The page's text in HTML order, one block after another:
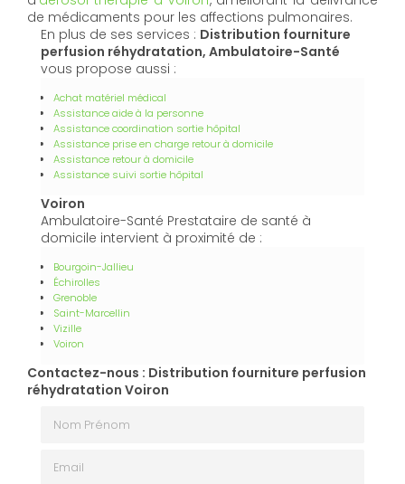
de médicaments pour les affections pulmonaires.
En plus de ses services : Distribution fourniture
perfusion réhydratation, Ambulatoire-Santé
vous propose aussi :
Achat matériel médical
Assistance aide à la personne
Assistance coordination sortie hôpital
Assistance prise en charge retour à domicile
Assistance retour à domicile
Assistance suivi sortie hôpital
Voiron
Ambulatoire-Santé Prestataire de santé à
domicile intervient à proximité de :
Bourgoin-Jallieu
Échirolles
Grenoble
Saint-Marcellin
Vizille
Voiron
Contactez-nous : Distribution fourniture perfusion
réhydratation Voiron